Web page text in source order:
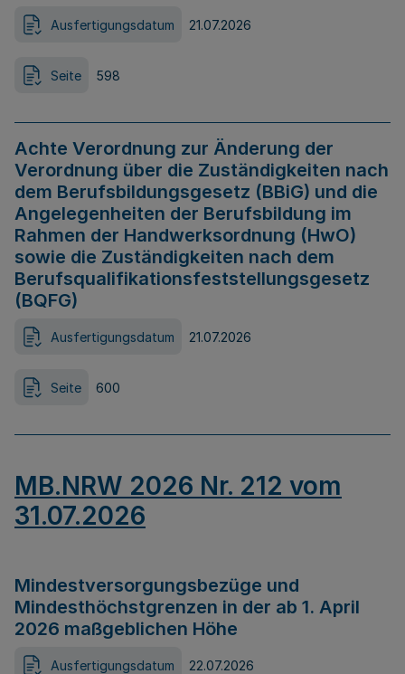
Ausfertigungsdatum 21.07.2026
Seite 598
Achte Verordnung zur Änderung der
Verordnung über die Zuständigkeiten nach
dem Berufsbildungsgesetz (BBiG) und die
Angelegenheiten der Berufsbildung im
Rahmen der Handwerksordnung (HwO)
sowie die Zuständigkeiten nach dem
Berufsqualifikationsfeststellungsgesetz
(BQFG)
Ausfertigungsdatum 21.07.2026
Seite 600
MB.NRW 2026 Nr. 212 vom
31.07.2026
Mindestversorgungsbezüge und
Mindesthöchstgrenzen in der ab 1. April
2026 maßgeblichen Höhe
Ausfertigungsdatum 22.07.2026